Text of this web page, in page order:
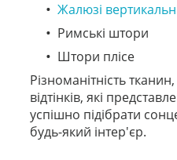
Жалюзі
Римські штори
Штори плісе
Різноманітність
відтінків, які
успішно підібрати
будь-який інтер'єр.